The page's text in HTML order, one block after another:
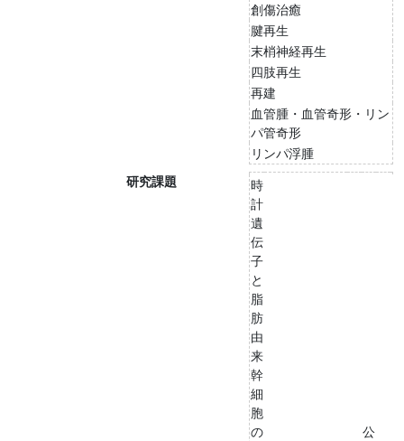
創傷治癒
腱再生
末梢神経再生
四肢再生
再建
血管腫・血管奇形・リン
パ管奇形
リンパ浮腫
研究課題
時
計
遺
伝
子
と
脂
肪
由
来
幹
細
胞
の
公